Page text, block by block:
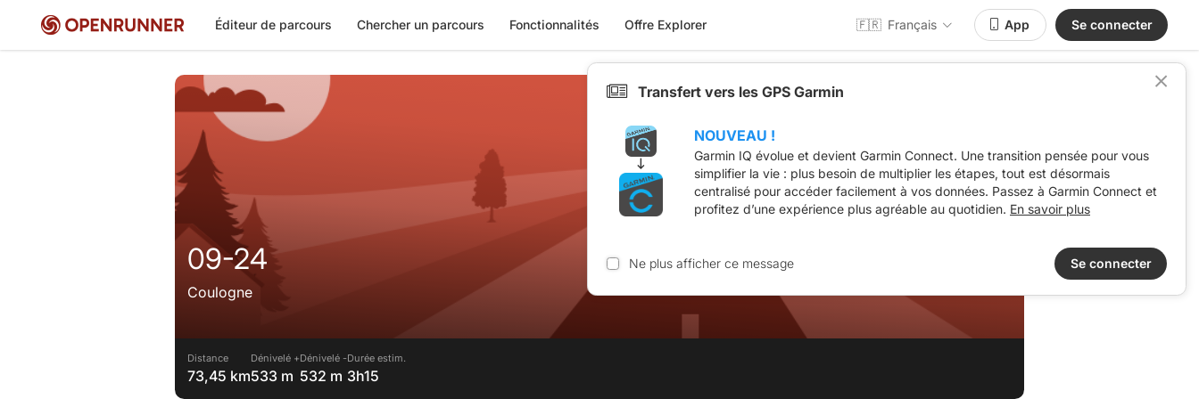
Éditeur de parcours Chercher un parcours Fonctionnalités Offre Explorer 🇫🇷 Français App Se connecter
09-24
Coulogne
Distance
73,45 km
Dénivelé +
533 m
Dénivelé -
532 m
Durée estim.
3h15
Transfert vers les GPS Garmin
NOUVEAU !
Garmin IQ évolue et devient Garmin Connect. Une transition pensée pour vous
simplifier la vie : plus besoin de multiplier les étapes, tout est désormais
centralisé pour accéder facilement à vos données. Passez à Garmin Connect et
profitez d’une expérience plus agréable au quotidien. En savoir plus
Ne plus afficher ce message Se connecter